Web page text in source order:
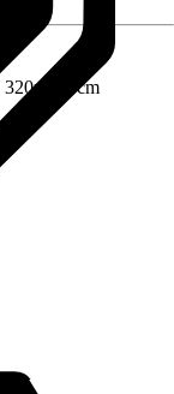
320x306 cm